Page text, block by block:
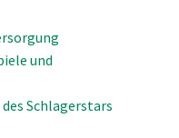
und
Schlagerstars